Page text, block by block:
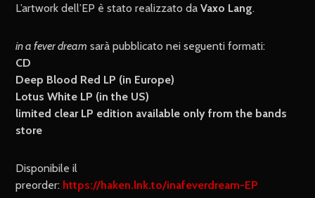
L’artwork dell’EP è stato realizzato daVaxo Lang.
in a fever dream sarà pubblicato nei seguenti formati:
CD
Deep Blood Red LP (in Europe)
Lotus White LP (in the US)
limited clear LP edition available only from the bands
store
Disponibile il
preorder: https://haken.lnk.to/inafeverdream-EP